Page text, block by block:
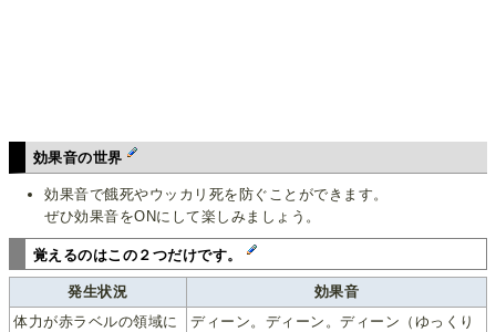
効果音の世界
効果音で餓死やウッカリ死を防ぐことができます。
ぜひ効果音をONにして楽しみましょう。
覚えるのはこの２つだけです。
発生状況
効果音
体力が赤ラベルの領域に
ディーン。ディーン。ディーン（ゆっくり